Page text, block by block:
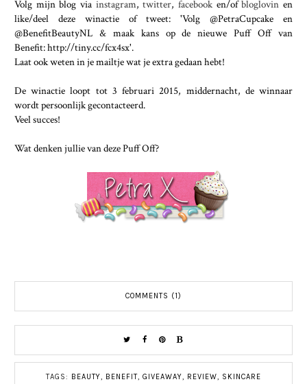
Volg mijn blog via instagram,twitter,facebook en/ofbloglovinen
like/deel deze winactie of tweet: 'Volg @PetraCupcake en
@BenefitBeautyNL & maak kans op de nieuwe Puff Off van
Benefit: http://tiny.cc/fcx4sx'.
Laat ook weten in je mailtje wat je extra gedaan hebt!
De winactie loopt tot 3 februari 2015, middernacht, de winnaar
wordt persoonlijk gecontacteerd.
Veel succes!
Wat denken jullie van deze Puff Off?
COMMENTS (1)
TAGS: BEAUTY, BENEFIT, GIVEAWAY, REVIEW, SKINCARE